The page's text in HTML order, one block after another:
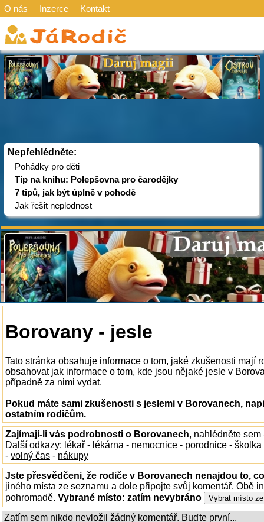
O nás Inzerce Kontakt
Nepřehlédněte:
Pohádky pro děti
Tip na knihu: Polepšovna pro čarodějky
7 tipů, jak být úplně v pohodě
Jak řešit neplodnost
Borovany - jesle
Tato stránka obsahuje informace o tom, jaké zkušenosti mají
obsahovat jak informace o tom, kde jsou nějaké jesle v
případně za nimi vydat.
Pokud máte sami zkušenosti s jeslemi v Borovanech,
ostatním rodičům.
Zajímají-li vás podrobnosti o Borovanech, nahlédněte
Další odkazy: lékař - lékárna - nemocnice - porodnice - školka
- volný čas - nákupy
Jste přesvědčeni, že rodiče v Borovanech nenajdou to,
jiného místa ze seznamu a dole připojte svůj komentář. Obě
pohromadě. Vybrané místo: zatím nevybráno
Zatím sem nikdo nevložil žádný komentář. Buďte první...